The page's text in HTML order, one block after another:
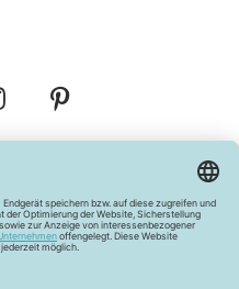
Vertrag widerrufen